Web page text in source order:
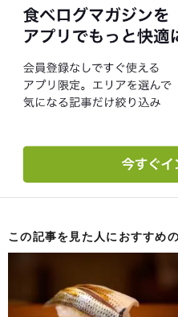
この記事を見た人におすすめ